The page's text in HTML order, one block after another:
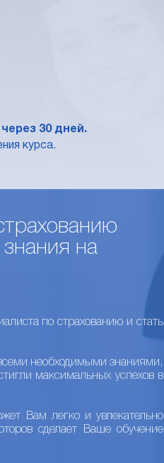
30 дней.
курса.
на
по страхованию и стать
необходимыми знаниями,
максимальных успехов в
Вам легко и увлекательно
сделает Ваше обучение